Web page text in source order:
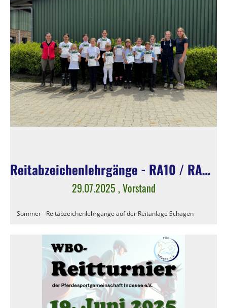
Reitabzeichenlehrgänge - RA10 / RA9 / RA8
29.07.2025 , Vorstand
Sommer - Reitabzeichenlehrgänge auf der Reitanlage Schagen